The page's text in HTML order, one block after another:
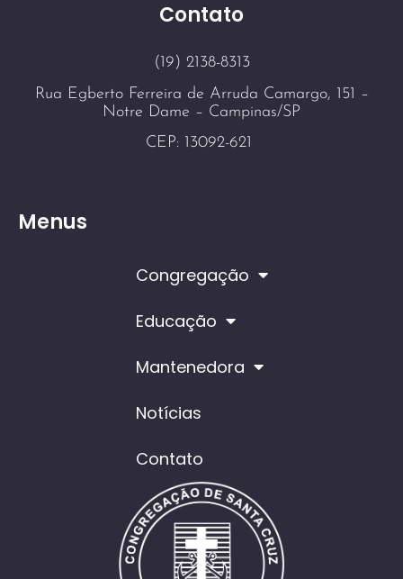
Contato
(19) 2138-8313
Rua Egberto Ferreira de Arruda Camargo, 151 –
Notre Dame – Campinas/SP
CEP: 13092-621
Menus
Congregação
Educação
Mantenedora
Notícias
Contato